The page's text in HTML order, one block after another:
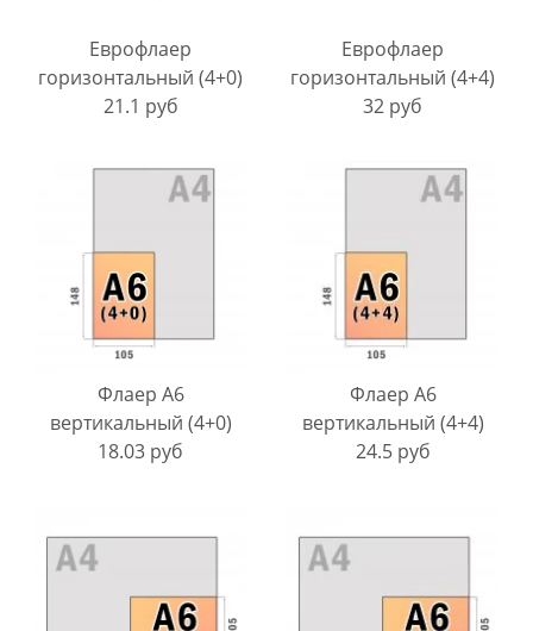
Еврофлаер
горизонтальный (4+0)
21.1 руб
Еврофлаер
горизонтальный (4+4)
32 руб
Флаер A6
вертикальный (4+0)
18.03 руб
Флаер A6
вертикальный (4+4)
24.5 руб